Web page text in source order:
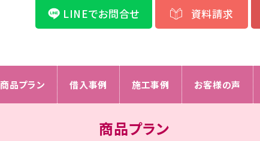
LINEでお問合せ 資料請求
商品プラン 借入事例 施工事例 お客様の声
商品プラン